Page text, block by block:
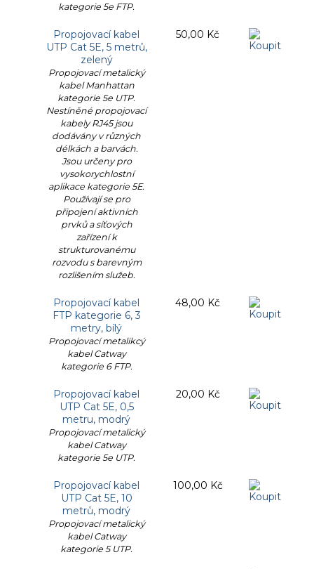
kategorie 5e FTP.
Propojovací kabel
UTP Cat 5E, 5 metrů,
zelený
Propojovací metalický
kabel Manhattan
kategorie 5e UTP.
Nestíněné propojovací
kabely RJ45 jsou
dodávány v různých
délkách a barvách.
Jsou určeny pro
vysokorychlostní
aplikace kategorie 5E.
Používají se pro
připojení aktivních
prvků a síťových
zařízení k
strukturovanému
rozvodu s barevným
rozlišením služeb.
50,00 Kč
Propojovací kabel
FTP kategorie 6, 3
metry, bílý
Propojovací metalikcý
kabel Catway
kategorie 6 FTP.
48,00 Kč
Propojovací kabel
UTP Cat 5E, 0,5
metru, modrý
Propojovací metalický
kabel Catway
kategorie 5e UTP.
20,00 Kč
Propojovací kabel
UTP Cat 5E, 10
metrů, modrý
Propojovací metalický
kabel Catway
kategorie 5 UTP.
100,00 Kč